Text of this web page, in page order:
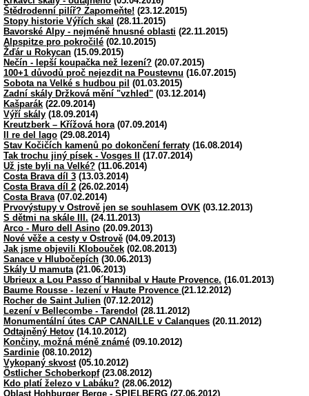
Štědrodenní pilíř? Zapomeňte! (23.12.2015)
Stopy historie Výřích skal (28.11.2015)
Bavorské Alpy - nejméně hnusné oblasti (22.11.2015)
Alpspitze pro pokročilé (02.10.2015)
Žďár u Rokycan (15.09.2015)
Nečín - lepší koupačka než lezení? (20.07.2015)
100+1 důvodů proč nejezdit na Poustevnu (16.07.2015)
Sobota na Velké s hudbou pil (01.03.2015)
Zadní skály Držková mění "vzhled" (03.12.2014)
Kašparák (22.09.2014)
Výří skály (18.09.2014)
Kreutzberk – Křížová hora(07.09.2014)
Il re del lago (29.08.2014)
Stav Kočičích kamenů po dokončení ferraty (16.08.2014)
Tak trochu jiný písek - Vosges II
(17.07.2014)
Už jste byli na Velké? (11.06.2014)
Costa Brava díl 3 (13.03.2014)
Costa Brava díl 2 (26.02.2014)
Costa Brava(07.02.2014)
Prvovýstupy v Ostrově jen se souhlasem OVK (03.12.2013)
S dětmi na skále III. (24.11.2013)
Arco - Muro dell Asino (20.09.2013)
Nové věže a cesty v Ostrově (04.09.2013)
Jak jsme objevili Klobouček (02.08.2013)
Sanace v Hlubočepích (30.06.2013)
Skály U mamuta(21.06.2013)
Ubrieux a Lou Passo d´Hannibal v Haute Provence. (16.01.2013)
Baume Rousse - lezení v Haute Provence (21.12.2012)
Rocher de Saint Julien (07.12.2012)
Lezení v Bellecombe - Tarendol (28.11.2012)
Monumentální útes CAP CANAILLE v Calanques (20.11.2012)
Odtajněný Hetov (14.10.2012)
Končiny, možná méně známé (09.10.2012)
Sardinie (08.10.2012)
Vykopaný skvost(05.10.2012)
Östlicher Schoberkopf(23.08.2012)
Kdo platí železo v Labáku? (28.06.2012)
Oblast Hohburger Berge - SPIELBERG (27.06.2012)